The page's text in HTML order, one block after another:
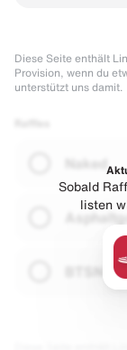
Diese Seite enthält
Provision, wenn du
unterstützt uns damit.
Naked
Sobald
listen